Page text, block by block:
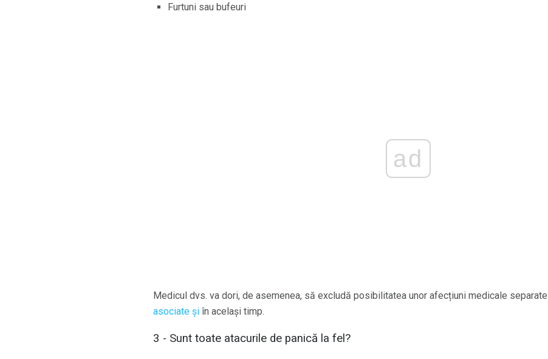
Furtuni sau bufeuri
ad
Medicul dvs. va dori, de asemenea, să excludă posibilitatea unor afecțiuni medicale
asociate și în același timp.
3 - Sunt toate atacurile de panică la fel?